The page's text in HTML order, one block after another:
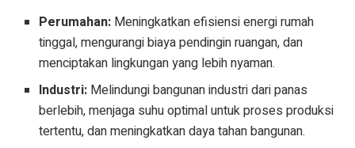
Perumahan: Meningkatkan efisiensi energi rumah
tinggal, mengurangi biaya pendingin ruangan, dan
menciptakan lingkungan yang lebih nyaman.
Industri: Melindungi bangunan industri dari panas
berlebih, menjaga suhu optimal untuk proses produksi
tertentu, dan meningkatkan daya tahan bangunan.